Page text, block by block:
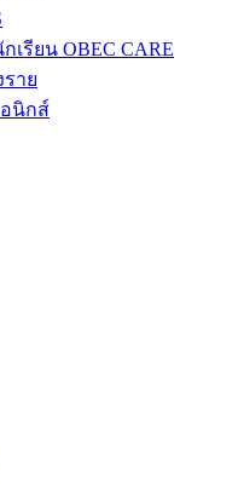
รียน OBEC CARE
ราย
อนิกส์